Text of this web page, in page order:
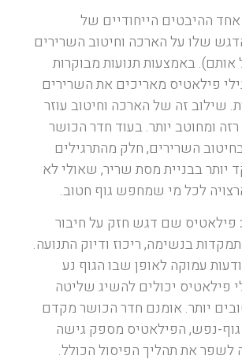
אחד ההיבטים הייחודיים של
שלו על הארכה וחיטוב השרירים
באמצעות תנועות מבוקרות
פילאטיס מאריכים את השרירים
שילוב זה של הארכה וחיטוב עוזר
רזה ומחוטב יותר. בעוד חדר הכושר
השרירים, חלק מהתרגילים
יותר בבניית מסת שריר, שאולי לא
לכל מי שמחפש גוף חטוב.
פילאטיס שם דגש חזק על חיבור
בנשימה, ריכוז ודיוק התנועה.
עמוקה לאופן שבו הגוף נע
פילאטיס יכולים להשיג שליטה
יותר. אומנם חדר הכושר מקדם
גוף-נפש, הפילאטיס מספק גישה
לשפר את תהליך הפיסול הכולל.